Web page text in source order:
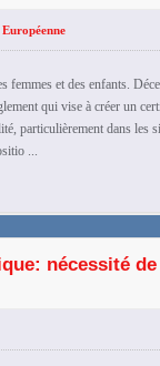
femmes et des enfants.
qui vise à créer un
particulièrement dans les
...
nécessité